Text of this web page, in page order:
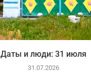
Даты и люди: 31 июля
31.07.2026